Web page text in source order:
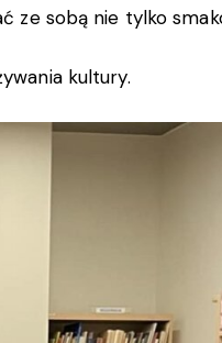
ze sobą nie tylko
kultury.